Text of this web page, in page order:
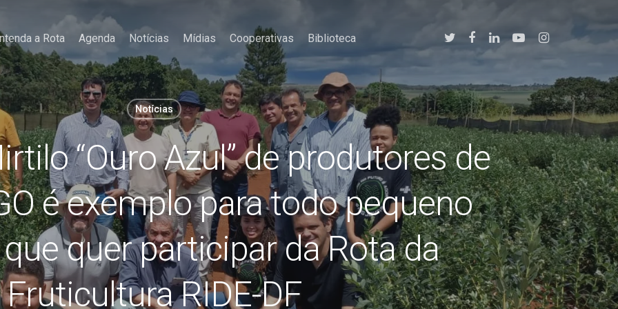
a Rota Agenda Notícias Mídias Cooperativas Biblioteca twitter facebooklinkedinyoutubeinstagram
Notícias
“Ouro Azul” de produtores de
é exemplo para todo pequeno
quer participar da Rota da
Fruticultura RIDE-DF